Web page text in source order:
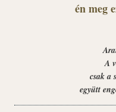
én meg
A
csak a
együtt